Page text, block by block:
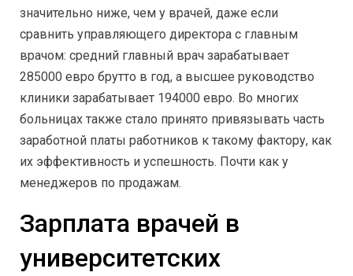
значительно ниже, чем у врачей, даже если
сравнить управляющего директора с главным
врачом: средний главный врач зарабатывает
285000 евро брутто в год, а высшее руководство
клиники зарабатывает 194000 евро. Во многих
больницах также стало принято привязывать часть
заработной платы работников к такому фактору, как
их эффективность и успешность. Почти как у
менеджеров по продажам.
Зарплата врачей в
университетских